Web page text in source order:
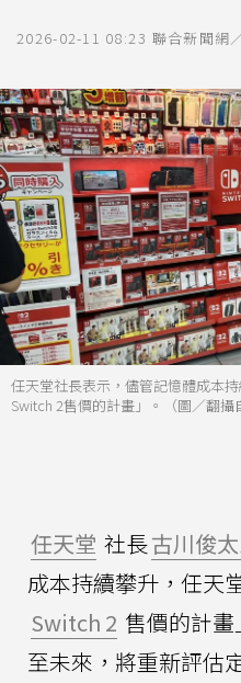
2026-02-11 08:23 聯合新聞網
任天堂社長表示，儘管記憶體成本
Switch 2售價的計畫」。（圖／翻攝
任天堂 社長古川俊
成本持續攀升，任天
Switch 2 售價的計
至未來，將重新評估